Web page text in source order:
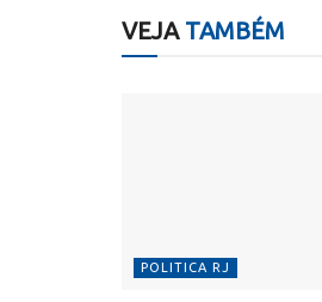
VEJATAMBÉM
POLITICA RJ